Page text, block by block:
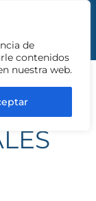
de
contenidos
nuestra web.